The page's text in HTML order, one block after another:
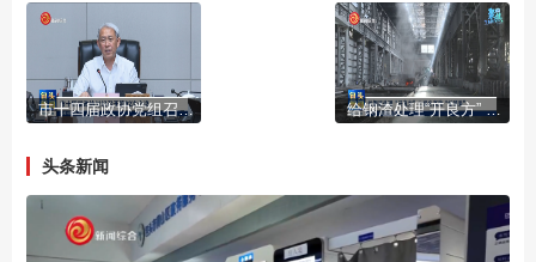
市十四届政协党组召开第92次会议 给钢渣处理“开良方” 让绿色高效“结硕果”
头条新闻